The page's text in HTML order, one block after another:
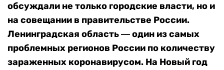
обсуждали не только городские власти, но и
на совещании в правительстве России.
Ленинградская область ― один из самых
проблемных регионов России по количеству
зараженных коронавирусом. На Новый год